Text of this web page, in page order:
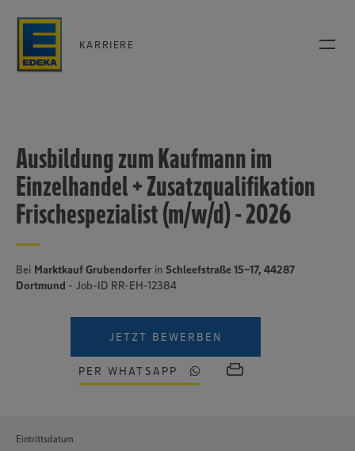
KARRIERE
Ausbildung zum Kaufmann im
Einzelhandel + Zusatzqualifikation
Frischespezialist (m/w/d) - 2026
Bei Marktkauf Grubendorfer in Schleefstraße 15-17, 44287
Dortmund - Job-ID RR-EH-12384
JETZT BEWERBEN
PER WHATSAPP
Eintrittsdatum